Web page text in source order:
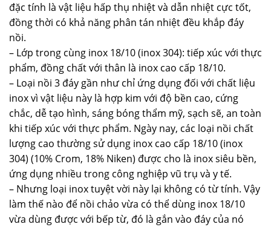
đặc tính là vật liệu hấp thụ nhiệt và dẫn nhiệt cực tốt,
đồng thời có khả năng phân tán nhiệt đều khắp đáy
nồi.
– Lớp trong cùng inox 18/10 (inox 304): tiếp xúc với thực
phẩm, đồng chất với thân là inox cao cấp 18/10.
– Loại nồi 3 đáy gần như chỉ ứng dụng đối với chất liệu
inox vì vật liệu này là hợp kim với độ bền cao, cứng
chắc, dễ tạo hình, sáng bóng thẩm mỹ, sạch sẽ, an toàn
khi tiếp xúc với thực phẩm. Ngày nay, các loại nồi chất
lượng cao thường sử dụng inox cao cấp 18/10 (inox
304) (10% Crom, 18% Niken) được cho là inox siêu bền,
ứng dụng nhiều trong công nghiệp vũ trụ và y tế.
– Nhưng loại inox tuyệt vời này lại không có từ tính. Vậy
làm thế nào để nồi chảo vừa có thể dùng inox 18/10
vừa dùng được với bếp từ, đó là gắn vào đáy của nó